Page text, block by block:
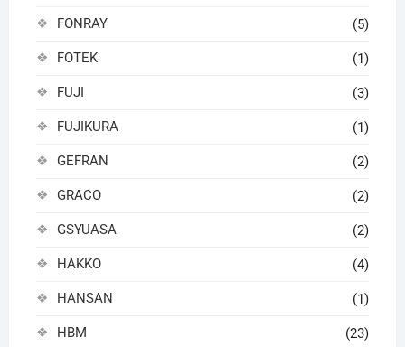
FONRAY (5)
FOTEK (1)
FUJI (3)
FUJIKURA (1)
GEFRAN (2)
GRACO (2)
GSYUASA (2)
HAKKO (4)
HANSAN (1)
HBM (23)